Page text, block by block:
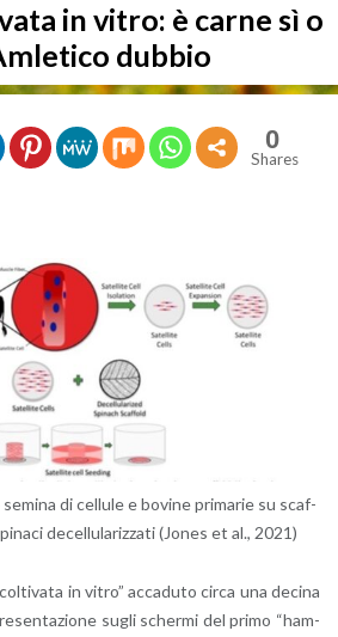
in vitro: è carne sì o
dubbio
0
Shares
di cel­lu­le e bo­vi­ne pri­ma­rie su scaf­
de­cel­lu­la­riz­za­ti (Jones et al., 2021)
in vitro” ac­ca­du­to circa una de­ci­na
sugli scher­mi del primo “ham­